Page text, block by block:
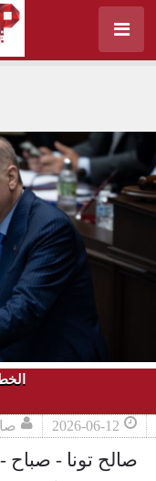
2026-06-12
صالح تونا -